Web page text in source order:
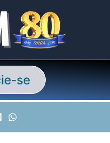
se